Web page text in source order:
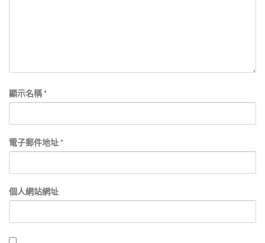
顯示名稱*
電子郵件地址*
個人網站網址